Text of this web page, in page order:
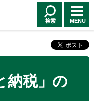
検索 MENU
納税」の